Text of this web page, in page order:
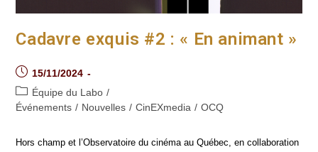
Cadavre exquis #2 : « En animant »
Post
published:
15/11/2024
Post
category:
Équipe du Labo /
Événements / Nouvelles / CinEXmedia / OCQ
Hors champ et l’Observatoire du cinéma au Québec, en collaboration